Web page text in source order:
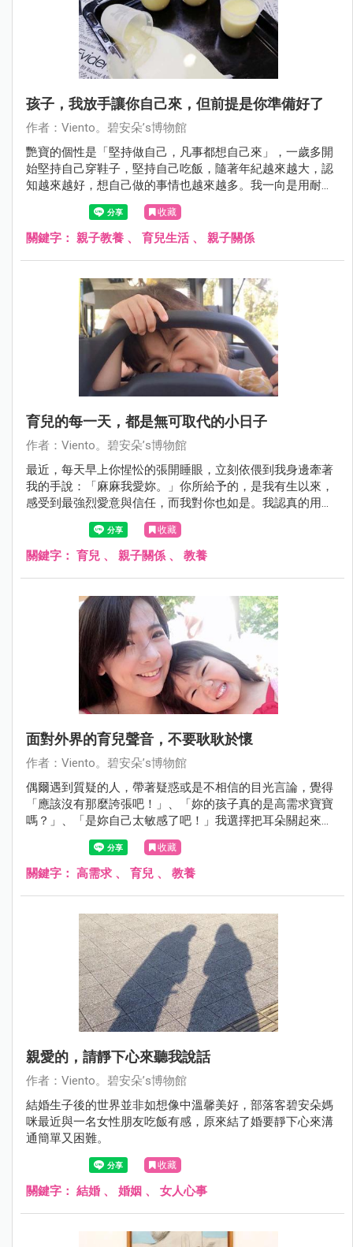
孩子，我放手讓你自己來，但前提是你準備好了
作者：Viento。碧安朵’s博物館
艷寶的個性是「堅持做自己，凡事都想自己來」，一歲多開
始堅持自己穿鞋子，堅持自己吃飯，隨著年紀越來越大，認
知越來越好，想自己做的事情也越來越多。我一向是用耐心
陪伴，等待她自己完成，只要是不趕時間的情況下，我都能
從容以對。因為我知道，她喜歡完成後的成就感，喜歡我和
狼爸對她露出讚許的笑容。不過，小妮子得失心重的症頭，
收藏
關鍵字： 親子教養 、 育兒生活、 親子關係
育兒的每一天，都是無可取代的小日子
作者：Viento。碧安朵’s博物館
最近，每天早上你惺忪的張開睡眼，立刻依偎到我身邊牽著
我的手說：「麻麻我愛妳。」你所給予的，是我有生以來，
感受到最強烈愛意與信任，而我對你也如是。我認真的用各
種形式記錄下你每個成長瞬間，不為什麼，只是怕我年老
後，會忘記這些珍貴的記憶，忘記我跟你之間那些私密的點
點滴滴，忘記你說過這世界上你最愛我。我知道自己不完
收藏
關鍵字： 育兒 、 親子關係 、 教養
面對外界的育兒聲音，不要耿耿於懷
作者：Viento。碧安朵’s博物館
偶爾遇到質疑的人，帶著疑惑或是不相信的目光言論，覺得
「應該沒有那麼誇張吧！」、「妳的孩子真的是高需求寶寶
嗎？」、「是妳自己太敏感了吧！」我選擇把耳朵關起來，
因為他人的言論最會干擾媽媽的心，只有媽媽自己才知道自
己經歷過什麼，旁人的三言兩語不過是看熱鬧閒嗑牙，因為
他們不用對妳或是對妳的孩子負責。
收藏
關鍵字： 高需求 、 育兒 、 教養
親愛的，請靜下心來聽我說話
作者：Viento。碧安朵’s博物館
結婚生子後的世界並非如想像中溫馨美好，部落客碧安朵媽
咪最近與一名女性朋友吃飯有感，原來結了婚要靜下心來溝
通簡單又困難。
收藏
關鍵字： 結婚 、 婚姻 、 女人心事